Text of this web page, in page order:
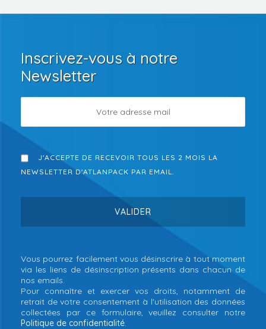
Inscrivez-vous à notre
Newsletter
J'ACCEPTE DE RECEVOIR TOUS LES 2 MOIS LA
NEWSLETTER D'ATLANPACK PAR EMAIL.
Vous pourrez facilement vous désinscrire à tout moment
via les liens de désinscription présents dans chacun de
nos emails.
Pour connaître et exercer vos droits, notamment de
retrait de votre consentement à l'utilisation des données
collectées par ce formulaire, veuillez consulter notre
Politique de confidentialité.